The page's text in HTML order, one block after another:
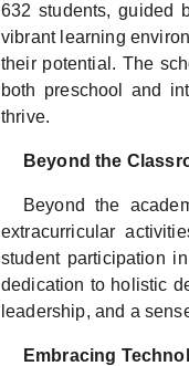
632 students, guided
vibrant learning
their potential. The
both preschool and
thrive.
Beyond the
Beyond the
extracurricular
student participation
dedication to holistic
leadership, and a
Embracing